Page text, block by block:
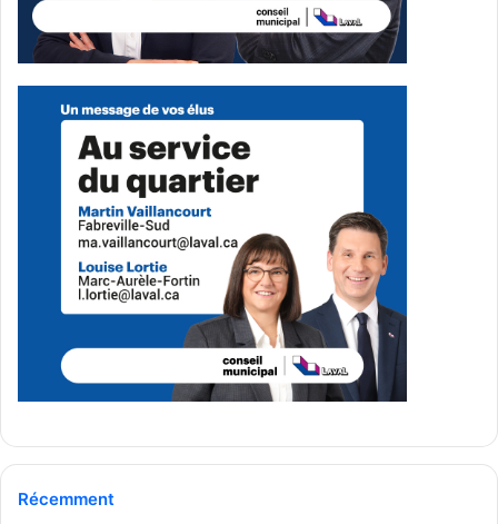
directeur de la protection de la
jeunesse à Laval.
Mac agit ainsi comme une véritable médiation
émotionnelle, apportant réconfort et stabilité dans des
moments de grande intensité psychologique.
À propos du CISSS de Laval
Le CISSS de Laval œuvre à offrir à la population lavalloise
un ensemble intégré de services de santé et de services
sociaux accessibles et de qualité. Son équipe regroupe
plus de 13 000 employés et médecins répartis dans plus
l’Hôpital juif de réadaptation
Récemment